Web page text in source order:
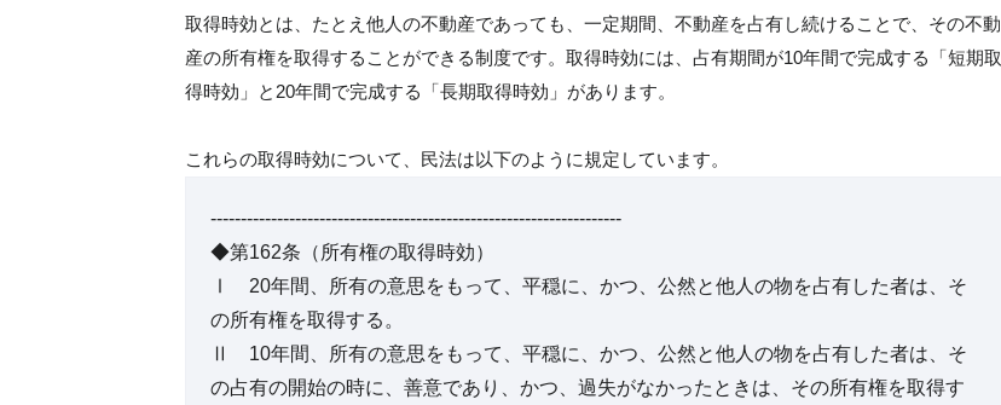
取得時効とは、たとえ他人の不動産であっても、一定期間、不動産を占有し続けることで、その不動
産の所有権を取得することができる制度です。取得時効には、占有期間が10年間で完成する「短期取
得時効」と20年間で完成する「長期取得時効」があります。
これらの取得時効について、民法は以下のように規定しています。
--------------------------------------------------------------------
◆第162条（所有権の取得時効）
Ⅰ 20年間、所有の意思をもって、平穏に、かつ、公然と他人の物を占有した者は、そ
の所有権を取得する。
Ⅱ 10年間、所有の意思をもって、平穏に、かつ、公然と他人の物を占有した者は、そ
の占有の開始の時に、善意であり、かつ、過失がなかったときは、その所有権を取得す